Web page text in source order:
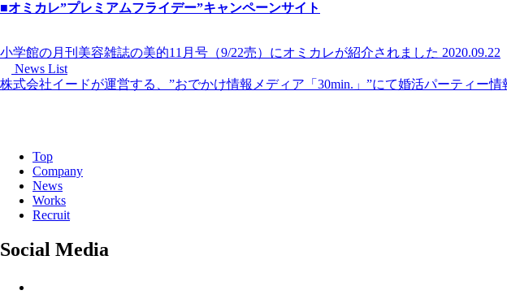
■オミカレ”プレミアムフライデー”キャンペーンサイト
小学館の月刊美容雑誌の美的11月号（9/22売）にオミカレが紹介されました 2020.09.22
News List
株式会社イードが運営する、”おでかけ情報メディア「30min.」”にて婚活パーティー
Top
Company
News
Works
Recruit
Social Media